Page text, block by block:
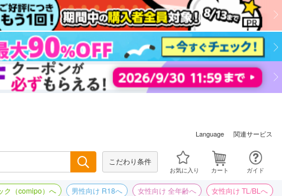
Language 関連サービス
こだわり条件
お気に入り カート ガイド
ク（comipo）へ 男性向け R18へ 女性向け 全年齢へ 女性向け TL/BLへ